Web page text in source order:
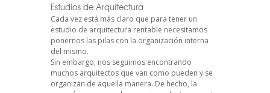
Estudios de Arquitectura
Cada vez está más claro que para tener un
estudio de arquitectura rentable necesitamos
ponernos las pilas con la organización interna
del mismo.
Sin embargo, nos seguimos encontrando
muchos arquitectos que van como pueden y se
organizan de aquella manera. De hecho, la